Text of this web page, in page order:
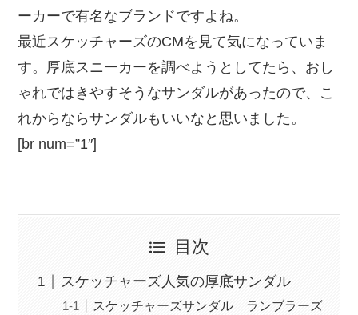
ーカーで有名なブランドですよね。
最近スケッチャーズのCMを見て気になっていま
す。厚底スニーカーを調べようとしてたら、おし
ゃれではきやすそうなサンダルがあったので、こ
れからならサンダルもいいなと思いました。
[br num=”1″]
目次
スケッチャーズ人気の厚底サンダル
スケッチャーズサンダル ランブラーズ